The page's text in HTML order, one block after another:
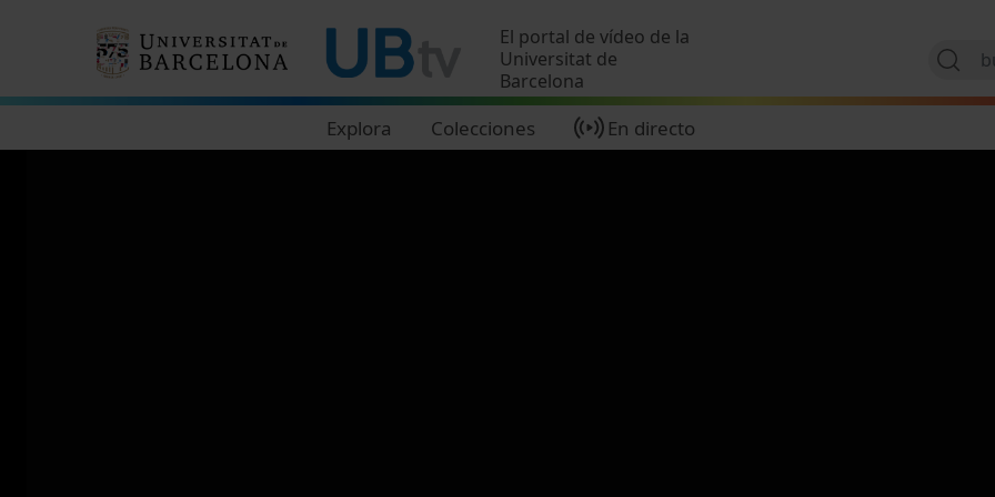
El portal de vídeo de la
Universitat de
Barcelona
Explora Colecciones En directo